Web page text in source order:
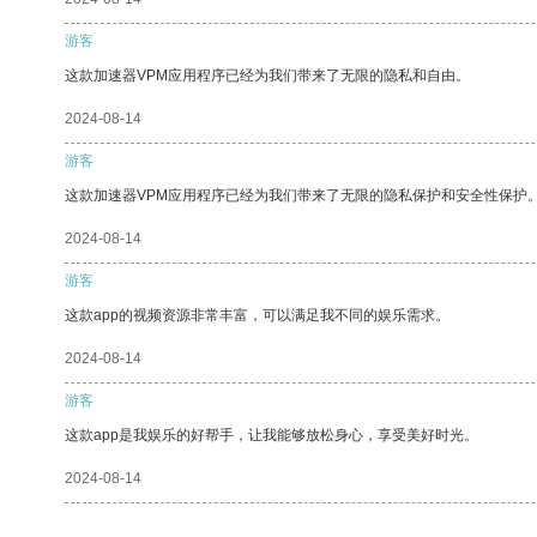
游客
这款加速器VPM应用程序已经为我们带来了无限的隐私和自由。
2024-08-14
游客
这款加速器VPM应用程序已经为我们带来了无限的隐私保护和安全性保护
2024-08-14
游客
这款app的视频资源非常丰富，可以满足我不同的娱乐需求。
2024-08-14
游客
这款app是我娱乐的好帮手，让我能够放松身心，享受美好时光。
2024-08-14